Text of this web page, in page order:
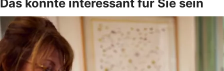
Das könnte interessant für Sie sein